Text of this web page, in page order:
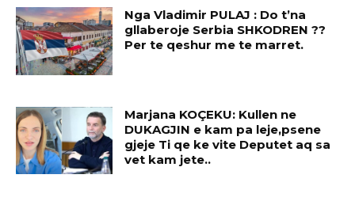
Nga Vladimir PULAJ : Do t’na
gllaberoje Serbia SHKODREN ??
Per te qeshur me te marret.
Marjana KOÇEKU: Kullen ne
DUKAGJIN e kam pa leje,psene
gjeje Ti qe ke vite Deputet aq sa
vet kam jete..